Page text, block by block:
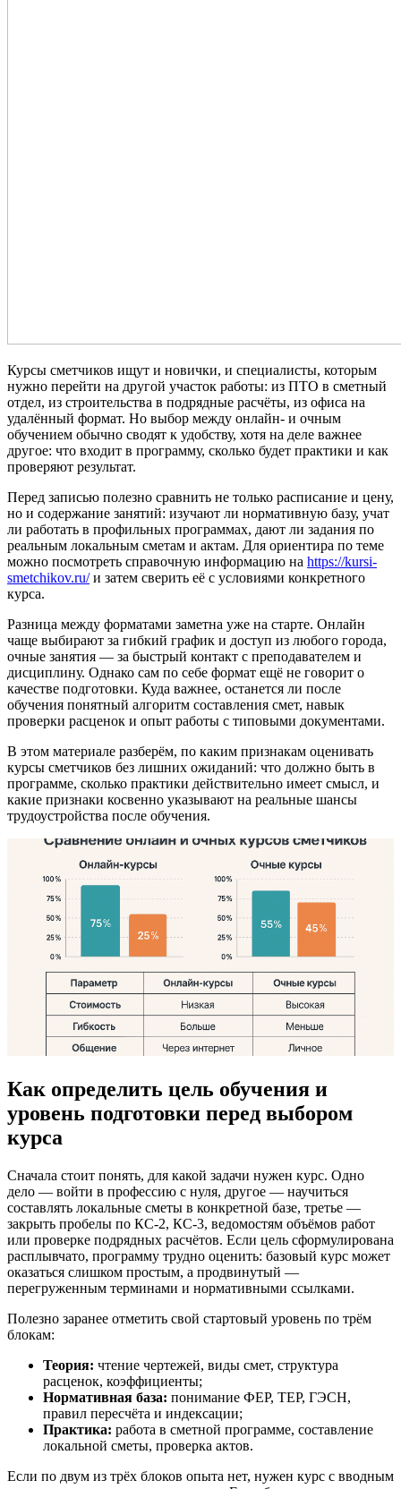
Курсы сметчиков ищут и новички, и специалисты, которым
нужно перейти на другой участок работы: из ПТО в сметный
отдел, из строительства в подрядные расчёты, из офиса на
удалённый формат. Но выбор между онлайн- и очным
обучением обычно сводят к удобству, хотя на деле важнее
другое: что входит в программу, сколько будет практики и как
проверяют результат.
Перед записью полезно сравнить не только расписание и цену,
но и содержание занятий: изучают ли нормативную базу, учат
ли работать в профильных программах, дают ли задания по
реальным локальным сметам и актам. Для ориентира по теме
можно посмотреть справочную информацию на https://kursi-
smetchikov.ru/и затем сверить её с условиями конкретного
курса.
Разница между форматами заметна уже на старте. Онлайн
чаще выбирают за гибкий график и доступ из любого города,
очные занятия — за быстрый контакт с преподавателем и
дисциплину. Однако сам по себе формат ещё не говорит о
качестве подготовки. Куда важнее, останется ли после
обучения понятный алгоритм составления смет, навык
проверки расценок и опыт работы с типовыми документами.
В этом материале разберём, по каким признакам оценивать
курсы сметчиков без лишних ожиданий: что должно быть в
программе, сколько практики действительно имеет смысл, и
какие признаки косвенно указывают на реальные шансы
трудоустройства после обучения.
Как определить цель обучения и
уровень подготовки перед выбором
курса
Сначала стоит понять, для какой задачи нужен курс. Одно
дело — войти в профессию с нуля, другое — научиться
составлять локальные сметы в конкретной базе, третье —
закрыть пробелы по КС-2, КС-3, ведомостям объёмов работ
или проверке подрядных расчётов. Если цель сформулирована
расплывчато, программу трудно оценить: базовый курс может
оказаться слишком простым, а продвинутый —
перегруженным терминами и нормативными ссылками.
Полезно заранее отметить свой стартовый уровень по трём
блокам:
Теория: чтение чертежей, виды смет, структура
расценок, коэффициенты;
Нормативная база: понимание ФЕР, ТЕР, ГЭСН,
правил пересчёта и индексации;
Практика: работа в сметной программе, составление
локальной сметы, проверка актов.
Если по двум из трёх блоков опыта нет, нужен курс с вводным